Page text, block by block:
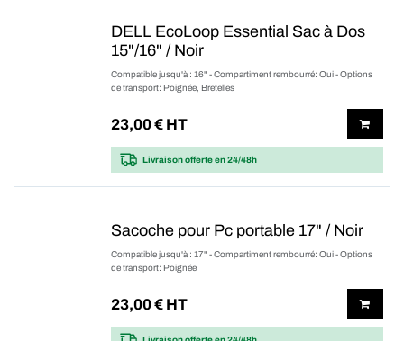
DELL EcoLoop Essential Sac à Dos
15"/16" / Noir
Compatible jusqu'à : 16" - Compartiment rembourré: Oui - Options
de transport: Poignée, Bretelles
23,00€ HT
Livraison offerteen 24/48h
Sacoche pour Pc portable 17" / Noir
Compatible jusqu'à : 17" - Compartiment rembourré: Oui - Options
de transport: Poignée
23,00€ HT